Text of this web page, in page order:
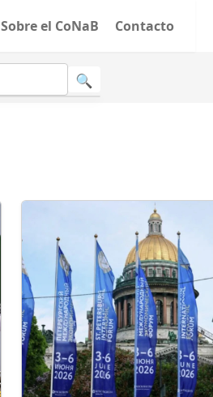
Sobre el CoNaB Contacto